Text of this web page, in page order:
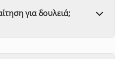
για δουλειά;